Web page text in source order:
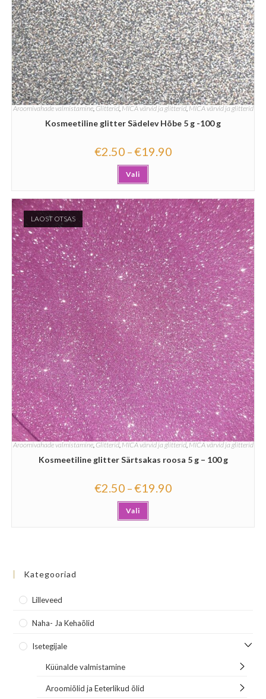
Aroomivahade valmistamine,Glitterid,MICA värvid ja glitterid,MICA värvid ja glitterid
Kosmeetiline glitter Sädelev Hõbe 5 g -100 g
€2.50 –€19.90
Vali
LAOST OTSAS
Aroomivahade valmistamine, Glitterid, MICA värvid ja glitterid, MICA värvid ja glitterid
Kosmeetiline glitter Särtsakas roosa 5 g – 100 g
€2.50 –€19.90
Vali
Kategooriad
Lilleveed
Naha- Ja Kehaõlid
Isetegijale
Küünalde valmistamine
Aroomiõlid ja Eeterlikud õlid